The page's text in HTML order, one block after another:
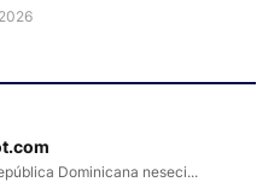
Dominicana neseci...